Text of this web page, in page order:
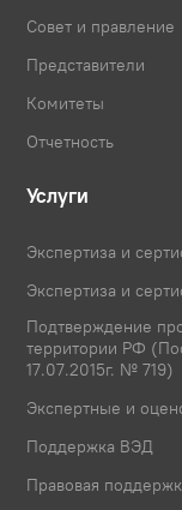
Совет и правление
Представители
Комитеты
Отчетность
Услуги
Экспертиза и
Экспертиза и
Подтверждение
территории РФ
17.07.2015г. № 719)
Экспертные и
Поддержка ВЭД
Правовая